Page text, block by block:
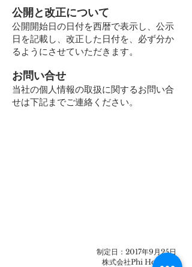
公開と改正について
公開開始日の日付を西暦で表示し、公示
日を記載し、改正した日付を、必ず分か
るようにさせていただきます。
お問い合せ
当社の個人情報の取扱に関するお問い合
せは下記までご連絡ください。
​制定日：2017年9月25日
株式会社Phi Homes